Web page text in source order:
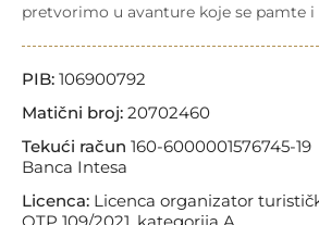
pretvorimo u avanture koje se pamte i
PIB: 106900792
Matični broj: 20702460
Tekući račun 160-6000001576745-19
Banca Intesa
Licenca: Licenca organizator
OTP 109/2021, kategorija A